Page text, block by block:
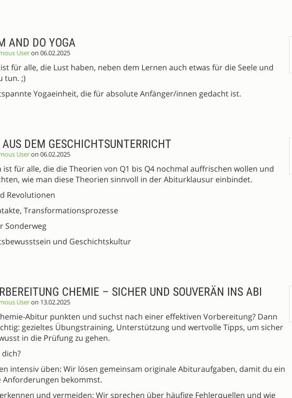
AND DO YOGA
Useron 06.02.2025
für alle, die Lust haben, neben dem Lernen auch etwas für die Seele und
tun. ;)
Yogaeinheit, die für absolute Anfänger/innen gedacht ist.
DEM GESCHICHTSUNTERRICHT
Useron 06.02.2025
ist für alle, die die Theorien von Q1 bis Q4 nochmal auffrischen wollen und
wie man diese Theorien sinnvoll in der Abiturklausur einbindet.
Revolutionen
Transformationsprozesse
Sonderweg
und Geschichtskultur
CHEMIE – SICHER UND SOUVERÄN INS ABI
Useron 13.02.2025
Abitur punkten und suchst nach einer effektiven Vorbereitung? Dann
gezieltes Übungstraining, Unterstützung und wertvolle Tipps, um sicher
in die Prüfung zu gehen.
intensiv üben: Wir lösen gemeinsam originale Abituraufgaben, damit du ein
Anforderungen bekommst.
und vermeiden: Wir sprechen über häufige Fehlerquellen und wie